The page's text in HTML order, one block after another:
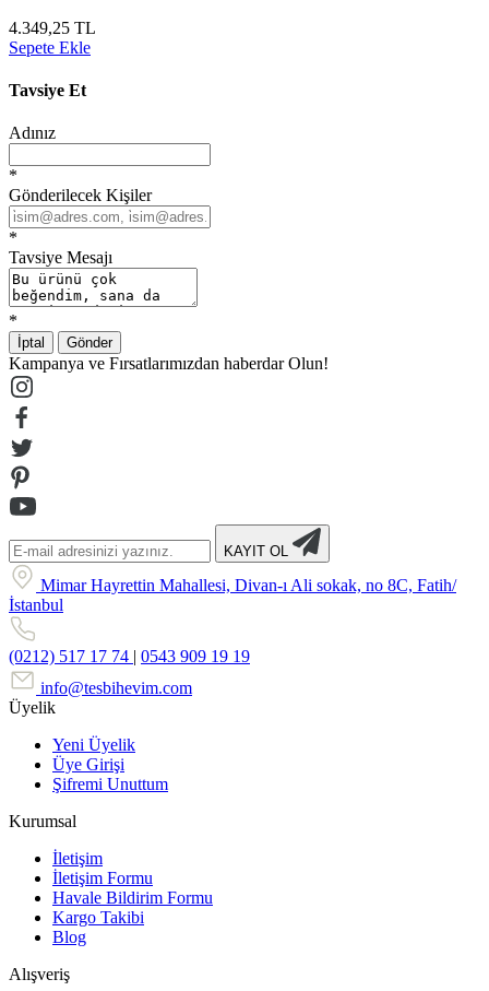
4.349,25 TL
Sepete Ekle
Tavsiye Et
Adınız
*
Gönderilecek Kişiler
*
Tavsiye Mesajı
*
İptal Gönder
Kampanya ve Fırsatlarımızdan haberdar Olun!
KAYIT OL
Mimar Hayrettin Mahallesi, Divan-ı Ali sokak, no 8C, Fatih/
İstanbul
(0212) 517 17 74 | 0543 909 19 19
info@tesbihevim.com
Üyelik
Yeni Üyelik
Üye Girişi
Şifremi Unuttum
Kurumsal
İletişim
İletişim Formu
Havale Bildirim Formu
Kargo Takibi
Blog
Alışveriş